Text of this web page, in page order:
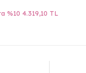
%10 4.319,10 TL